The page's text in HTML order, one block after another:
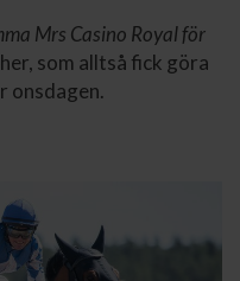
Mrs Casino Royal för
som alltså fick göra
onsdagen.